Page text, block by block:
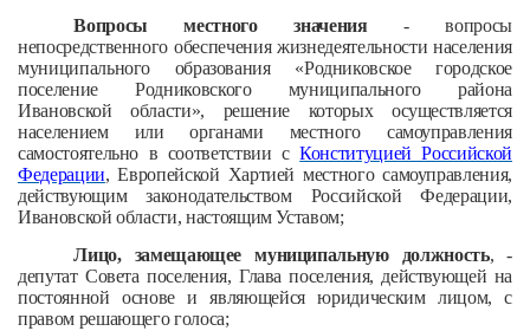
Вопросы местного значения- вопросы
непосредственного обеспечения жизнедеятельности населения
муниципального образования «Родниковское городское
поселение Родниковского муниципального района
Ивановской области», решение которых осуществляется
населением или органами местного самоуправления
самостоятельно в соответствии сКонституцией Российской
Федерации, Европейской Хартией местного самоуправления,
действующим законодательством Российской Федерации,
Ивановской области, настоящим Уставом;
Лицо, замещающее муниципальную должность, -
депутат Совета поселения, Глава поселения, действующей на
постоянной основе и являющейся юридическим лицом, с
правом решающего голоса;